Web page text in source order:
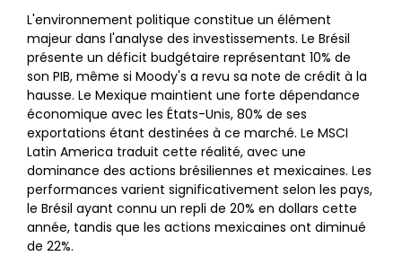
L'environnement politique constitue un élément
majeur dans l'analyse des investissements. Le Brésil
présente un déficit budgétaire représentant 10% de
son PIB, même si Moody's a revu sa note de crédit à la
hausse. Le Mexique maintient une forte dépendance
économique avec les États-Unis, 80% de ses
exportations étant destinées à ce marché. Le MSCI
Latin America traduit cette réalité, avec une
dominance des actions brésiliennes et mexicaines. Les
performances varient significativement selon les pays,
le Brésil ayant connu un repli de 20% en dollars cette
année, tandis que les actions mexicaines ont diminué
de 22%.